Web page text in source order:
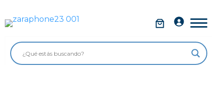
contenidoMóviles
Impolutos